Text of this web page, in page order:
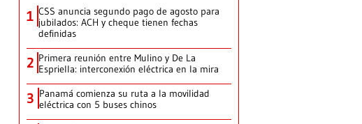
1 CSS anuncia segundo pago de agosto para
jubilados: ACH y cheque tienen fechas
definidas
2 Primera reunión entre Mulino y De La
Espriella: interconexión eléctrica en la mira
3 Panamá comienza su ruta a la movilidad
eléctrica con 5 buses chinos